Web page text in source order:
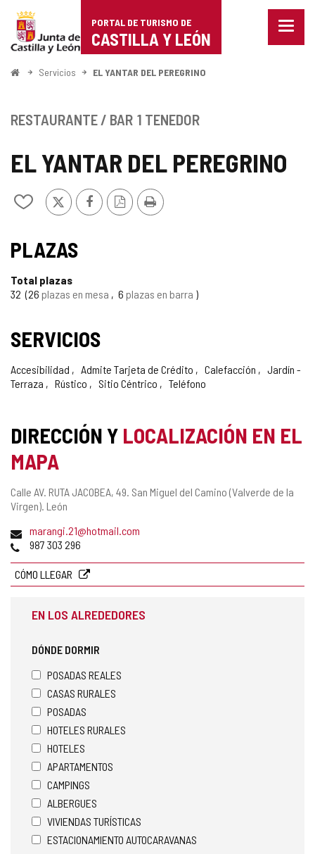
Portal
de
Turismo
Castilla
León
PORTAL DE TURISMO DE
CASTILLA Y LEÓN
Menu
InicioServicios EL YANTAR DEL PEREGRINO
EL YANTAR DEL PEREGRINO
Añadir/quitar
cuadernos
X FacebookVersión
PDF
Imprimir
RESTAURANTE / BAR 1 TENEDOR
PLAZAS
Total plazas
32 26 plazas en mesa 6 plazas en barra
SERVICIOS
Accesibilidad Admite Tarjeta de Crédito Calefacción
Jardín -
Terraza
Rústico Sitio Céntrico Teléfono
DIRECCIÓN Y LOCALIZACIÓN EN EL
MAPA
Dirección
postal
Calle AV. RUTA JACOBEA, 49. San Miguel del Camino (Valverde de la
Virgen). León
Dirección
de
electrónico
marangi.21@hotmail.com
Teléfonos
987 303 296
CÓMO LLEGAR
EN LOS ALREDEDORES
DÓNDE DORMIR
POSADAS REALES
CASAS RURALES
POSADAS
HOTELES RURALES
HOTELES
APARTAMENTOS
CAMPINGS
ALBERGUES
VIVIENDAS TURÍSTICAS
ESTACIONAMIENTO AUTOCARAVANAS